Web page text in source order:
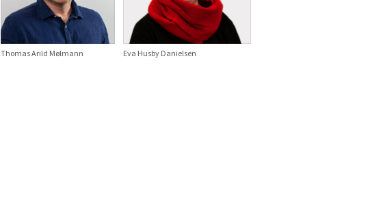
Thomas Arild Mølmann Eva Husby Danielsen